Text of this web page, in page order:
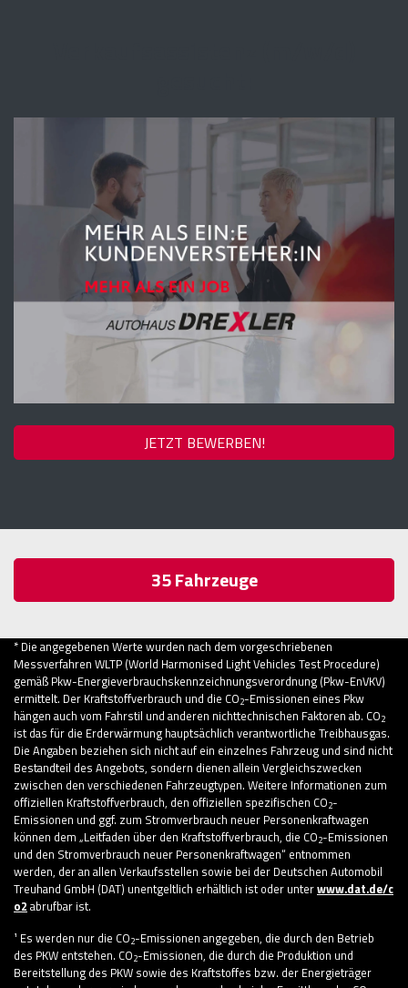
JETZT BEWERBEN!
35Fahrzeuge
* Die angegebenen Werte wurden nach dem vorgeschriebenen
Messverfahren WLTP (World Harmonised Light Vehicles Test Procedure)
gemäß Pkw-Energieverbrauchskennzeichnungsverordnung (Pkw-EnVKV)
ermittelt. Der Kraftstoffverbrauch und die CO2-Emissionen eines Pkw
hängen auch vom Fahrstil und anderen nichttechnischen Faktoren ab. CO2
ist das für die Erderwärmung hauptsächlich verantwortliche Treibhausgas.
Die Angaben beziehen sich nicht auf ein einzelnes Fahrzeug und sind nicht
Bestandteil des Angebots, sondern dienen allein Vergleichszwecken
zwischen den verschiedenen Fahrzeugtypen. Weitere Informationen zum
offiziellen Kraftstoffverbrauch, den offiziellen spezifischen CO2-
Emissionen und ggf. zum Stromverbrauch neuer Personenkraftwagen
können dem „Leitfaden über den Kraftstoffverbrauch, die CO2-Emissionen
und den Stromverbrauch neuer Personenkraftwagen“ entnommen
werden, der an allen Verkaufsstellen sowie bei der Deutschen Automobil
Treuhand GmbH (DAT) unentgeltlich erhältlich ist oder unterwww.dat.de/c
o2 abrufbar ist.
¹ Es werden nur die CO2-Emissionen angegeben, die durch den Betrieb
des PKW entstehen. CO2-Emissionen, die durch die Produktion und
Bereitstellung des PKW sowie des Kraftstoffes bzw. der Energieträger